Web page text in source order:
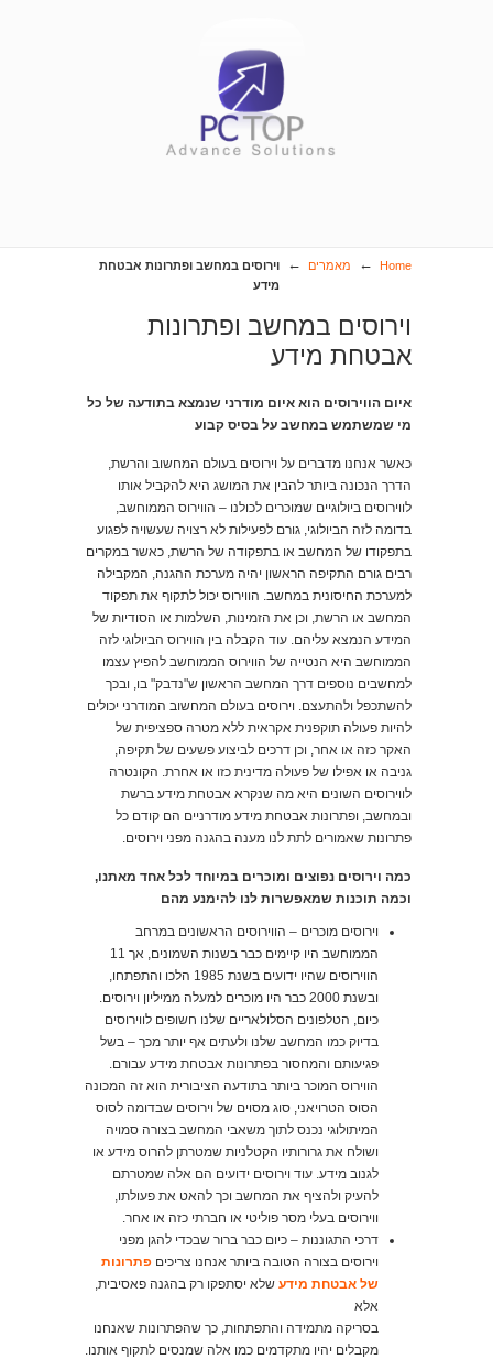
Home
← מאמרים ←
וירוסים במחשב ופתרונות אבטחת
מידע
וירוסים במחשב ופתרונות
אבטחת מידע
איום הווירוסים הוא איום מודרני שנמצא בתודעה של כל
מי שמשתמש במחשב על בסיס קבוע
כאשר אנחנו מדברים על וירוסים בעולם המחשוב והרשת,
הדרך הנכונה ביותר להבין את המושג היא להקביל אותו
לווירוסים ביולוגיים שמוכרים לכולנו – הווירוס הממוחשב,
בדומה לזה הביולוגי, גורם לפעילות לא רצויה שעשויה לפגוע
בתפקודו של המחשב או בתפקודה של הרשת, כאשר במקרים
רבים גורם התקיפה הראשון יהיה מערכת ההגנה, המקבילה
למערכת החיסונית במחשב. הווירוס יכול לתקוף את תפקוד
המחשב או הרשת, וכן את הזמינות, השלמות או הסודיות של
המידע הנמצא עליהם. עוד הקבלה בין הווירוס הביולוגי לזה
הממוחשב היא הנטייה של הווירוס הממוחשב להפיץ עצמו
למחשבים נוספים דרך המחשב הראשון ש"נדבק" בו, ובכך
להשתכפל ולהתעצם. וירוסים בעולם המחשוב המודרני יכולים
להיות פעולה תוקפנית אקראית ללא מטרה ספציפית של
האקר כזה או אחר, וכן דרכים לביצוע פשעים של תקיפה,
גניבה או אפילו של פעולה מדינית כזו או אחרת. הקונטרה
לווירוסים השונים היא מה שנקרא אבטחת מידע ברשת
ובמחשב, ופתרונות אבטחת מידע מודרניים הם קודם כל
פתרונות שאמורים לתת לנו מענה בהגנה מפני וירוסים.
כמה וירוסים נפוצים ומוכרים במיוחד לכל אחד מאתנו,
וכמה תוכנות שמאפשרות לנו להימנע מהם
וירוסים מוכרים – הווירוסים הראשונים במרחב
הממוחשב היו קיימים כבר בשנות השמונים, אך 11
הווירוסים שהיו ידועים בשנת 1985 הלכו והתפתחו,
ובשנת 2000 כבר היו מוכרים למעלה ממיליון וירוסים.
כיום, הטלפונים הסלולאריים שלנו חשופים לווירוסים
בדיוק כמו המחשב שלנו ולעתים אף יותר מכך – בשל
פגיעותם והמחסור בפתרונות אבטחת מידע עבורם.
הווירוס המוכר ביותר בתודעה הציבורית הוא זה המכונה
הסוס הטרויאני, סוג מסוים של וירוסים שבדומה לסוס
המיתולוגי נכנס לתוך משאבי המחשב בצורה סמויה
ושולח את גרורותיו הקטלניות שמטרתן להרוס מידע או
לגנוב מידע. עוד וירוסים ידועים הם אלה שמטרתם
להעיק ולהציף את המחשב וכך להאט את פעולתו,
ווירוסים בעלי מסר פוליטי או חברתי כזה או אחר.
דרכי התגוננות – כיום כבר ברור שבכדי להגן מפני
וירוסים בצורה הטובה ביותר אנחנו צריכים פתרונות
של אבטחת מידע שלא יסתפקו רק בהגנה פאסיבית,
אלא
בסריקה מתמידה והתפתחות, כך שהפתרונות שאנחנו
מקבלים יהיו מתקדמים כמו אלה שמנסים לתקוף אותנו.